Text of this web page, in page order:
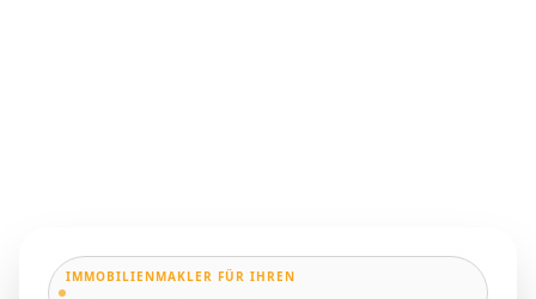
IMMOBILIENMAKLER FÜR IHREN